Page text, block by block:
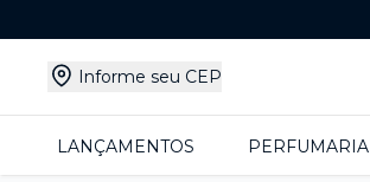
Informe seu CEP
LANÇAMENTOS PERFUMARIA